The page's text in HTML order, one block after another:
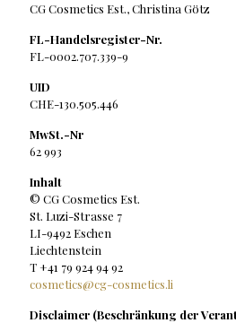
CG Cosmetics Est., Christina Götz
FL-Handelsregister-Nr.
FL-0002.707.339-9
UID
CHE-130.505.446
MwSt.-Nr
62 993
Inhalt
© CG Cosmetics Est.
St. Luzi-Strasse 7
LI-9492 Eschen
Liechtenstein
T +41 79 924 94 92
cosmetics@cg-cosmetics.li
Disclaimer (Beschränkung der